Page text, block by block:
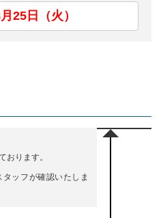
25日（火）
おります。
ッフが確認いたしま